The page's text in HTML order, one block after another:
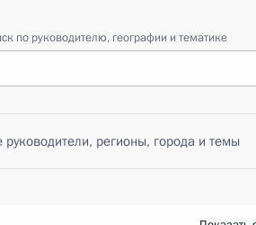
по руководителю, географии и тематике
руководители, регионы, города и темы